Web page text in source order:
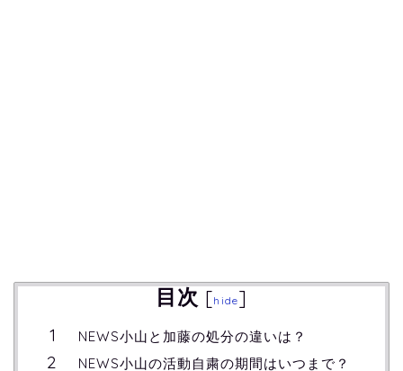
目次 [hide]
NEWS小山と加藤の処分の違いは？
NEWS小山の活動自粛の期間はいつまで？